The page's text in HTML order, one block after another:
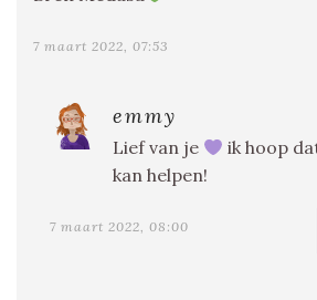
7 maart 2022, 07:53
emmy
Lief van je
ik hoop
kan helpen!
7 maart 2022, 08:00